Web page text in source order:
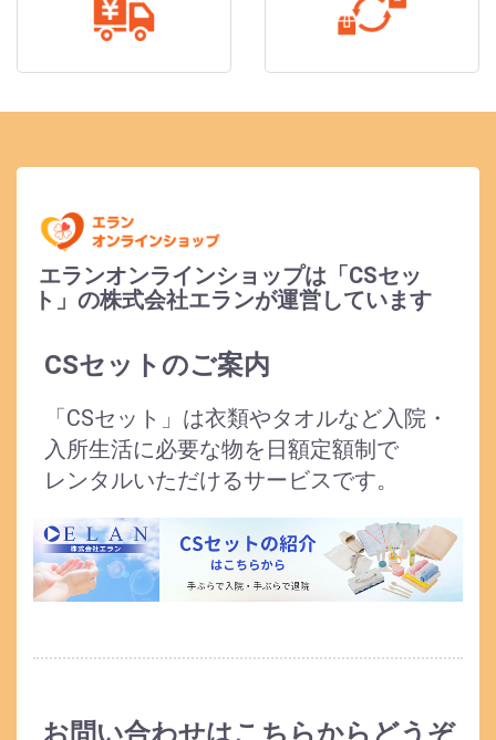
エランオンラインショップは「CSセッ
ト」の株式会社エランが運営しています
CSセットのご案内
「CSセット」は衣類やタオルなど入院・
入所生活に必要な物を日額定額制で
レンタルいただけるサービスです。
お問い合わせはこちらからどうぞ